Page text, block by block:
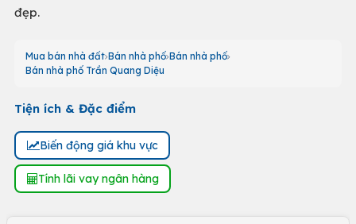
đẹp.
Mua bán nhà đất Bán nhà phố Bán nhà phố
Bán nhà phố Trần Quang Diệu
Tiện ích & Đặc điểm
Biến động giá khu vực
Tính lãi vay ngân hàng